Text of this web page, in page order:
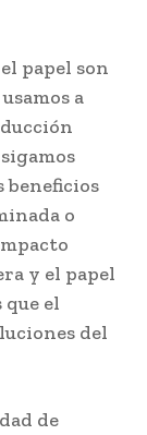
papel son
a
beneficios
o
y el papel
el
del
de